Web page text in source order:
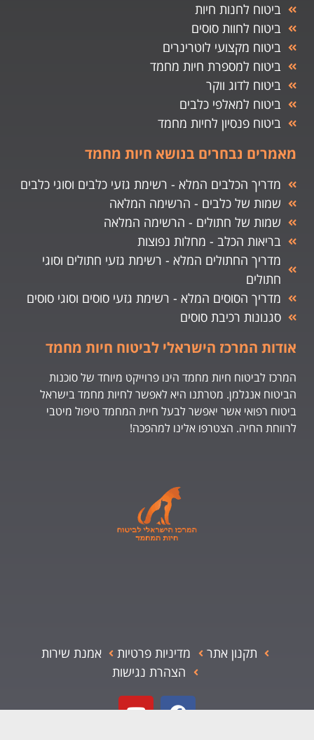
ביטוח לחנות חיות
ביטוח לחוות סוסים
ביטוח מקצועי לוטרינרים
ביטוח למספרת חיות מחמד
ביטוח לדוג ווקר
ביטוח למאלפי כלבים
ביטוח פנסיון לחיות מחמד
מאמרים נבחרים בנושא חיות מחמד
מדריך הכלבים המלא - רשימת גזעי כלבים וסוגי כלבים
שמות של כלבים - הרשימה המלאה
שמות של חתולים - הרשימה המלאה
בריאות הכלב - מחלות נפוצות
מדריך החתולים המלא - רשימת גזעי חתולים וסוגי
חתולים
מדריך הסוסים המלא - רשימת גזעי סוסים וסוגי סוסים
סגנונות רכיבת סוסים
אודות המרכז הישראלי לביטוח חיות מחמד
המרכז לביטוח חיות מחמד הינו פרוייקט מיוחד של סוכנות
הביטוח אנגלמן. מטרתנו היא לאפשר לחיות מחמד בישראל
ביטוח רפואי אשר יאפשר לבעל חיית המחמד טיפול מיטבי
לרווחת החיה. הצטרפו אלינו למהפכה!
תקנון אתר מדיניות פרטיות
אמנת שירות
הצהרת נגישות